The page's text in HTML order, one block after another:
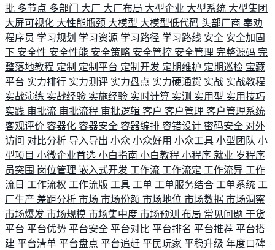
批 多节点 多部门 大厂 大厂布局 大型企业 大型系统 大型集团
大屏可视化 大性能瓶颈 大模型 大模型低代码 头部厂商 奉劝
程序员 学习规划 学习资源 学习路径 学习路线 安全 安全加固
下 安全性 安全性能 安全策略 安全管控 安全管理 完整源码 完
整落地教程 定制 定制平台 定制开发 定期维护 定期巡检 宝藏
平台 实力排行 实力测评 实力盘点 实力硬通货 实战 实战教程
实战演练 实战经验 实施经验 实时计算 实测 实用型 实用技巧
实践 审批流 审批流程 审批逻辑 客户 客户管理 客户管理系统
客观评价 容器化 容器安全 容器编排 容错设计 密码安全 对外
访问 对比分析 导入导出 小众 小众好用 小众工具 小型团队 小
型项目 小微企业首选 小白指南 小白教程 小程序 就业 岁程序
员突围 岗位管理 嵌入式开发 工作流 工作流定 工作流异 工作
流日 工作流权 工作流版 工具 工单 工单服务结合 工单系统 工
厂生产 差距分析 市场 市场份额 市场地位 市场数据 市场洞察
市场爆发 市场规模 市场集中度 市场预测 布局 常见问题 干货
平台 平台优势 平台安全 平台对比 平台排名 平台推荐 平台搭
建 平台清单 平台盘点 平台追赶 平民玩家 平稳升级 年度口碑